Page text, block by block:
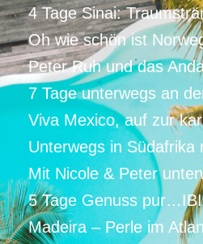
4 Tage Sinai:
Oh wie schön ist
Peter Ruh und das
7 Tage unterwegs an
Viva Mexico, auf zur
Unterwegs in Südafrika
Mit Nicole & Peter
5 Tage Genuss
Madeira – Perle im